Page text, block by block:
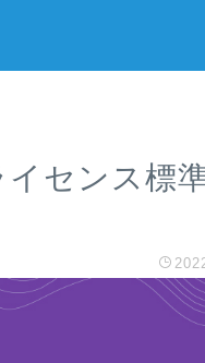
センス標